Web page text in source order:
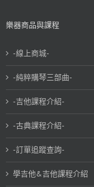
樂器商品與課程
-線上商城-
-純粹購琴三部曲-
-吉他課程介紹-
-古典課程介紹-
-訂單追蹤查詢-
學吉他&吉他課程介紹